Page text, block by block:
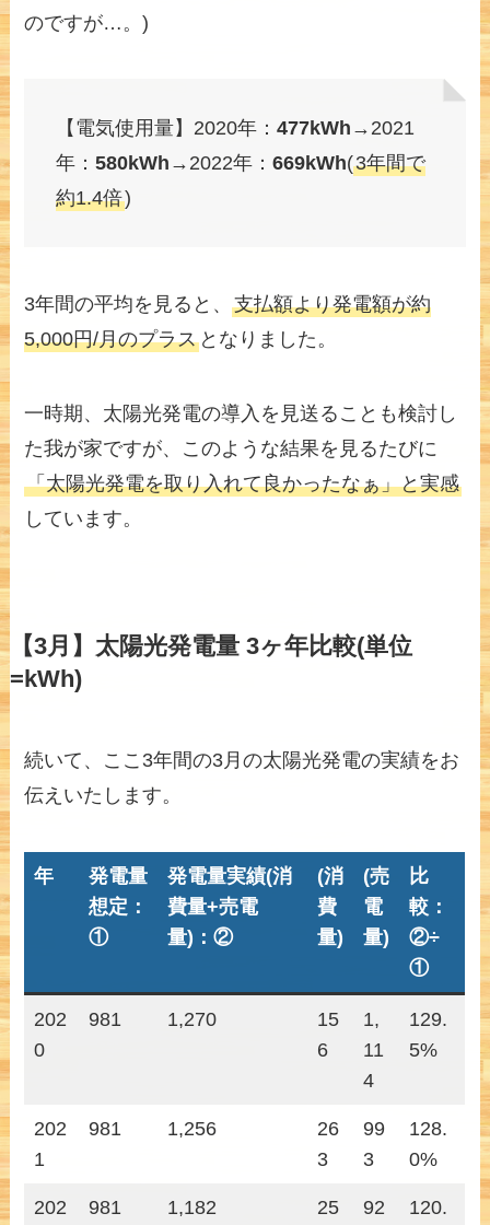
のですが…。)
【電気使用量】2020年：477kWh →2021
年：580kWh →2022年：669kWh(3年間で
約1.4倍)
3年間の平均を見ると、支払額より発電額が約
5,000円/月のプラス となりました。
一時期、太陽光発電の導入を見送ることも検討し
た我が家ですが、このような結果を見るたびに
「太陽光発電を取り入れて良かったなぁ」と実感
しています。
【3月】太陽光発電量 3ヶ年比較(単位
=kWh)
続いて、ここ3年間の3月の太陽光発電の実績をお
伝えいたします。
年
発電量
想定：
①
発電量実績(消
費量+売電
量)：②
(消
費
量)
(売
電
量)
比
較：
②÷
①
202
0
981 1,270
15
6
1,
11
4
129.
5%
202
1
981 1,256
26
3
99
3
128.
0%
202
981 1,182
25
92
120.